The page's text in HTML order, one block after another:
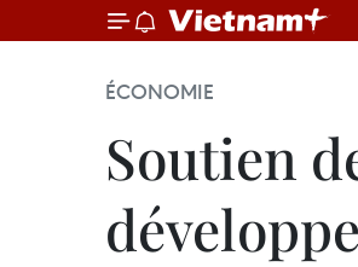
ÉCONOMIE
Soutien